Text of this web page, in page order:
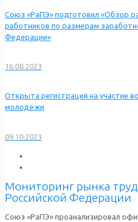
Союз «РаПЭ» подготовил «Обзор
работников по размерам
Федерации»
16.08.2023
Открыта регистрация на участие
молодёжи
09.10.2023
Мониторинг рынка
Российской Федерации
Союз «РаПЭ» проанализировал